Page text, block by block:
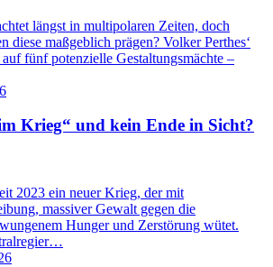
längst in multipolaren Zeiten, doch
diese maßgeblich prägen? Volker Perthes‘
fünf potenzielle Gestaltungsmächte –
Krieg“ und kein Ende in Sicht?
2023 ein neuer Krieg, der mit
massiver Gewalt gegen die
Hunger und Zerstörung wütet.